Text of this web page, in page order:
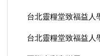
台北靈糧堂致福益人
台北靈糧堂致福益人